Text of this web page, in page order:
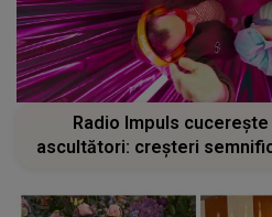
Radio Impuls
ascultători: creșteri